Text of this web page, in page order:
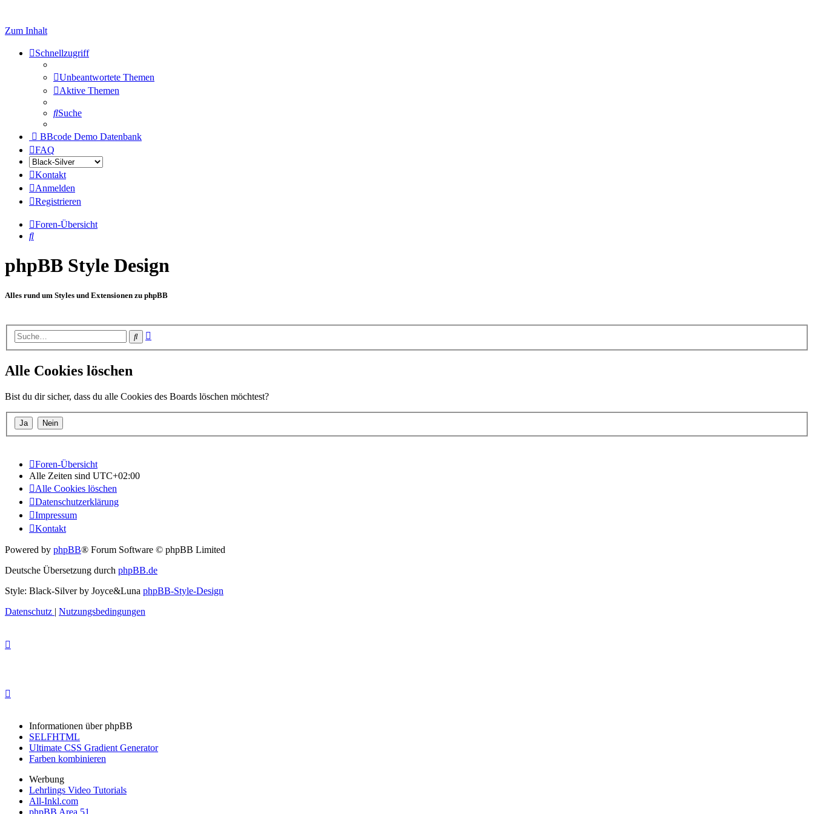
Zum Inhalt
Schnellzugriff
Unbeantwortete Themen
Aktive Themen
Suche
BBcode Demo Datenbank
FAQ
Kontakt
Anmelden
Registrieren
Foren-Übersicht
Suche
phpBB Style Design
Alles rund um Styles und Extensionen zu phpBB
Suche
Alle Cookies löschen
Bist du dir sicher, dass du alle Cookies des Boards löschen möchtest?
Foren-Übersicht
Alle Zeiten sind UTC+02:00
Alle Cookies löschen
Datenschutzerklärung
Impressum
Kontakt
Powered by phpBB® Forum Software © phpBB Limited
Deutsche Übersetzung durch phpBB.de
Style: Black-Silver by Joyce&Luna phpBB-Style-Design
Datenschutz | Nutzungsbedingungen
Informationen über phpBB
SELFHTML
Ultimate CSS Gradient Generator
Farben kombinieren
Werbung
Lehrlings Video Tutorials
All-Inkl.com